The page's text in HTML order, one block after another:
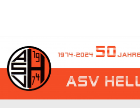
Hellmitzheim.de –